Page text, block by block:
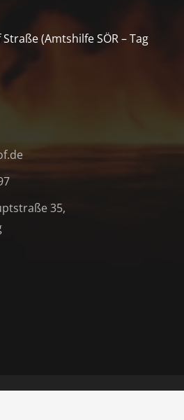
(Amtshilfe SÖR – Tag
35,